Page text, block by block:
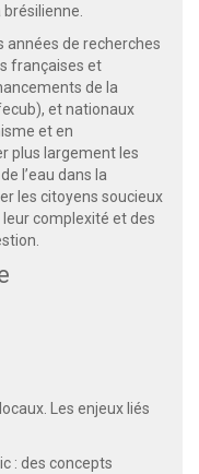
brésilienne.
années de recherches
françaises et
de la
et nationaux
et en
plus largement les
l’eau dans la
les citoyens soucieux
leur complexité et des
Les enjeux liés
: des concepts